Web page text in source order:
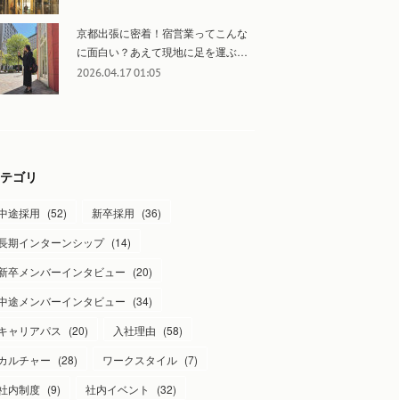
京都出張に密着！宿営業ってこんな
に面白い？あえて現地に足を運ぶ…
2026.04.17 01:05
ゴリ
途採用 (52) 新卒採用 (36)
期インターンシップ (14)
卒メンバーインタビュー (20)
途メンバーインタビュー (34)
ャリアパス
(20) 入社理由 (58)
ルチャー (28) ワークスタイル (7)
内制度 (9) 社内イベント (32)